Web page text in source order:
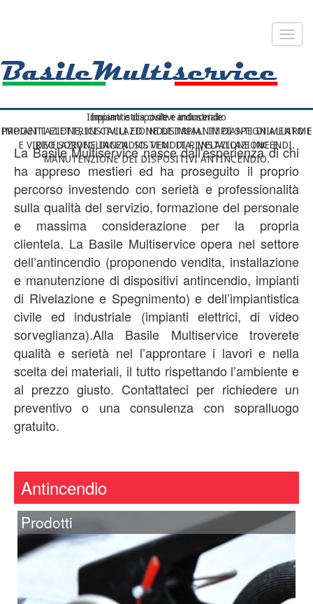
Impianti e dispositivi antincendio
PROGETTAZIONE, INSTALLAZIONE DI IMPIANTI DI SPEGNIMENTO E
RIVELAZIONE INCENDIO. VENDITA, INSTALLAZIONE E
MANUTENZIONE DEI DISPOSITIVI ANTINCENDIO.
Impiantistica civile e industriale
IMPIANTI ELETTRICI CIVILI ED INDUSTRIALI IMPIANTI DI ALLARME
E VIDEO SORVEGLIANZA. SISTEMI DI RIVELAZIONE INCENDI.
La Basile Multiservice nasce dall'esperienza di chi
ha appreso mestieri ed ha proseguito il proprio
percorso investendo con serietà e professionalità
sulla qualità del servizio, formazione del personale
e massima considerazione per la propria
clientela. La Basile Multiservice opera nel settore
dell’antincendio (proponendo vendita, installazione
e manutenzione di dispositivi antincendio, impianti
di Rivelazione e Spegnimento) e dell’impiantistica
civile ed industriale (impianti elettrici, di video
sorveglianza).Alla Basile Multiservice troverete
qualità e serietà nel l’approntare i lavori e nella
scelta dei materiali, il tutto rispettando l’ambiente e
al prezzo giusto. Contattateci per richiedere un
preventivo o una consulenza con sopralluogo
gratuito.
Antincendio
Prodotti